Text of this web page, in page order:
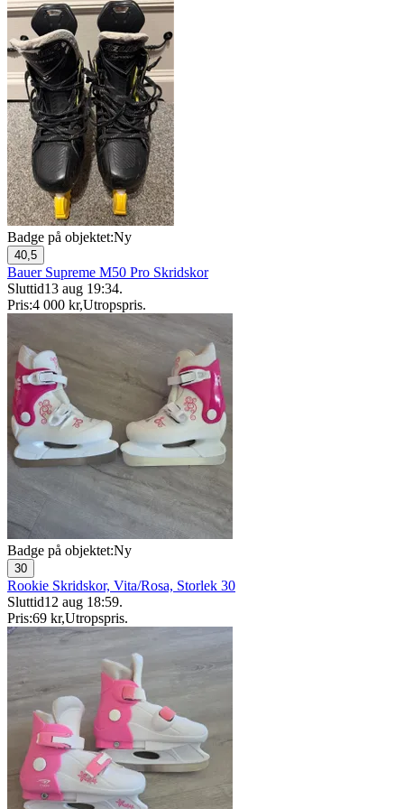
Badge på objektet:Ny
40,5
Bauer Supreme M50 Pro Skridskor
Sluttid13 aug 19:34.
Pris:4 000 kr,Utropspris.
Badge på objektet:Ny
30
Rookie Skridskor, Vita/Rosa, Storlek 30
Sluttid12 aug 18:59.
Pris:69 kr,Utropspris.